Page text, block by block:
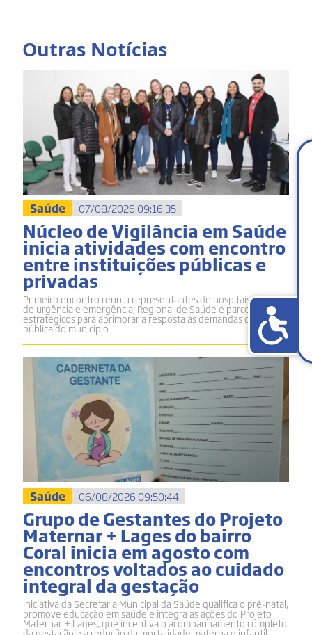
Outras Notícias
Saúde 07/08/2026 09:16:35
Núcleo de Vigilância em Saúde
inicia atividades com encontro
entre instituições públicas e
privadas
Primeiro encontro reuniu representantes de hospitais, serviços
de urgência e emergência, Regional de Saúde e parceiros
estratégicos para aprimorar a resposta às demandas de saúde
pública do município
Saúde 06/08/2026 09:50:44
Grupo de Gestantes do Projeto
Maternar + Lages do bairro
Coral inicia em agosto com
encontros voltados ao cuidado
integral da gestação
Iniciativa da Secretaria Municipal da Saúde qualifica o pré-natal,
promove educação em saúde e integra as ações do Projeto
Maternar + Lages, que incentiva o acompanhamento completo